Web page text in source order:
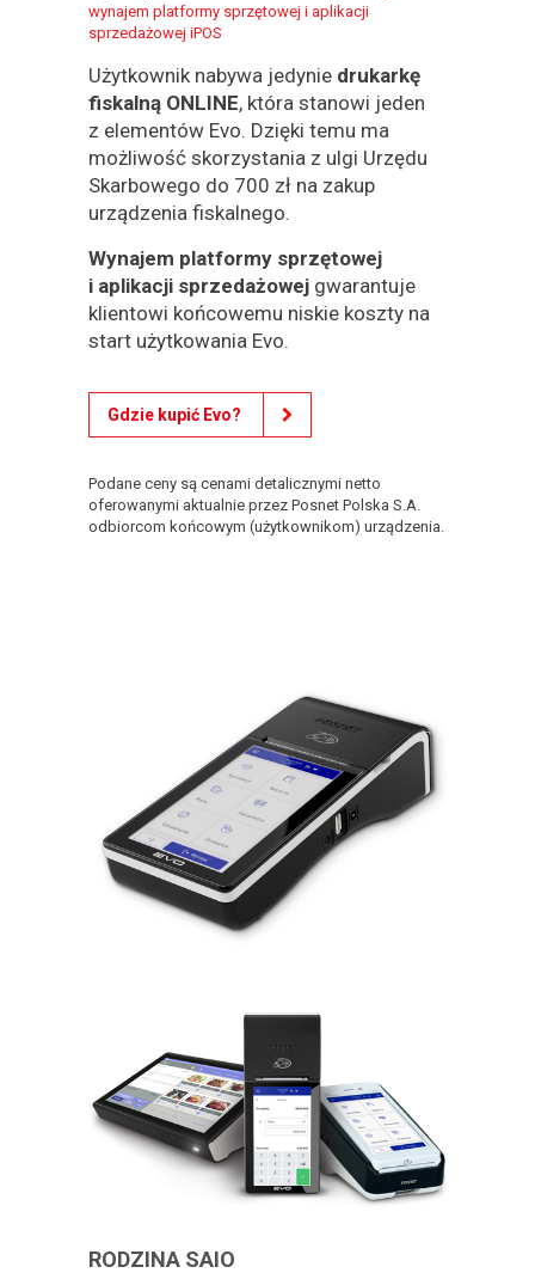
wynajem platformy sprzętowej i aplikacji
sprzedażowej iPOS
Użytkownik nabywa jedynie drukarkę
fiskalną ONLINE, która stanowi jeden
z elementów Evo. Dzięki temu ma
możliwość skorzystania z ulgi Urzędu
Skarbowego do 700 zł na zakup
urządzenia fiskalnego.
Wynajem platformy sprzętowej
i aplikacji sprzedażowej gwarantuje
klientowi końcowemu niskie koszty na
start użytkowania Evo.
Gdzie kupić Evo?
Podane ceny są cenami detalicznymi netto
oferowanymi aktualnie przez Posnet Polska S.A.
odbiorcom końcowym (użytkownikom) urządzenia.
RODZINA SAIO